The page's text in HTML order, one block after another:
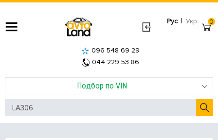
Рус | Укр
Подбор по VIN
096 548 69 29
044 229 53 86
0